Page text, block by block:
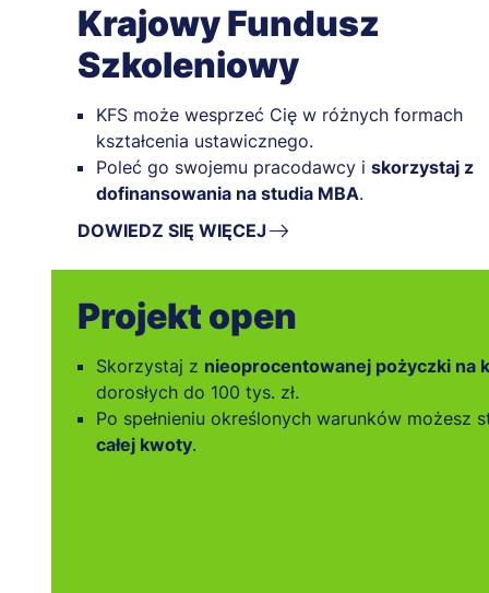
Krajowy Fundusz
Szkoleniowy
KFS może wesprzeć Cię w różnych formach
kształcenia ustawicznego.
Poleć go swojemu pracodawcy i skorzystaj z
dofinansowania na studia MBA.
DOWIEDZ SIĘ WIĘCEJ
Projekt open
Skorzystaj z nieoprocentowanej pożyczki na
dorosłych do 100 tys. zł.
Po spełnieniu określonych warunków możesz
całej kwoty.